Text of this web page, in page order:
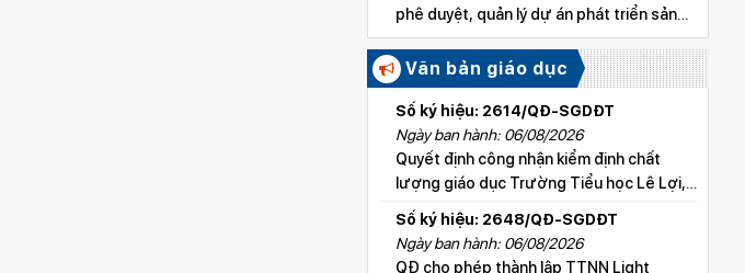
phê duyệt, quản lý dự án phát triển sản
xuất thuộc các chương trình mục tiêu
quốc gia
Văn bản giáo dục
Số ký hiệu: 2614/QĐ-SGDĐT
Ngày ban hành: 06/08/2026
Quyết định công nhận kiểm định chất
lượng giáo dục Trường Tiểu học Lê Lợi,
xã Hoài Đức
Số ký hiệu: 2648/QĐ-SGDĐT
Ngày ban hành: 06/08/2026
QĐ cho phép thành lập TTNN Light